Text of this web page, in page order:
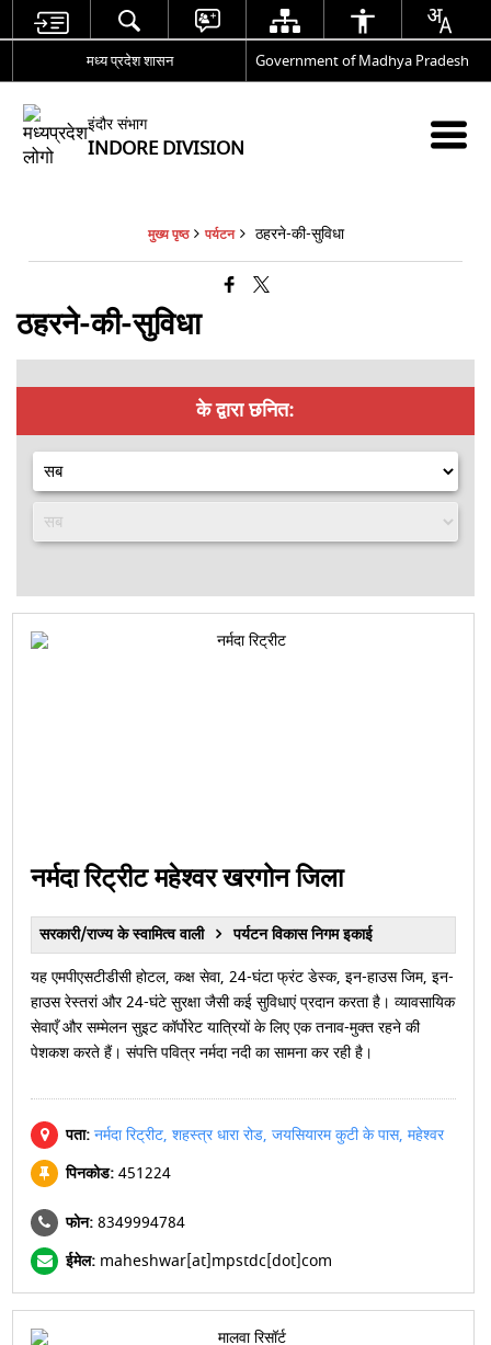
मध्य प्रदेश शासन Government of Madhya Pradesh
इंदौर संभाग
INDORE DIVISION
मुख्य पृष्ठ पर्यटन ठहरने-की-सुविधा
ठहरने-की-सुविधा
के द्वारा छनित:
नर्मदा रिट्रीट महेश्वर खरगोन जिला
सरकारी/राज्य के स्वामित्व वाली
पर्यटन विकास निगम इकाई
यह एमपीएसटीडीसी होटल, कक्ष सेवा, 24-घंटा फ्रंट डेस्क, इन-हाउस जिम, इन-
हाउस रेस्तरां और 24-घंटे सुरक्षा जैसी कई सुविधाएं प्रदान करता है। व्यावसायिक
सेवाएँ और सम्मेलन सुइट कॉर्पोरेट यात्रियों के लिए एक तनाव-मुक्त रहने की
पेशकश करते हैं। संपत्ति पवित्र नर्मदा नदी का सामना कर रही है।
पता: नर्मदा रिट्रीट, शहस्त्र धारा रोड, जयसियारम कुटी के पास, महेश्वर
पिनकोड:451224
फोन:8349994784
ईमेल: maheshwar[at]mpstdc[dot]com